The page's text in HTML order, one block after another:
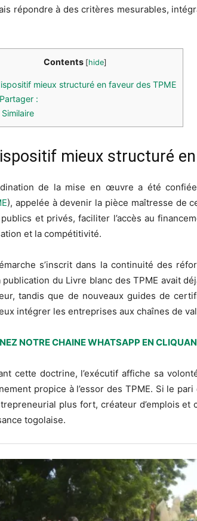
répondre à des critères mesurables,
Contents [hide]
mieux structuré en faveur des TPME
Partager :
Similaire
mieux structuré
de la mise en œuvre a été confiée
), appelée à devenir la pièce maîtresse de
et privés, faciliter l’accès au
et la compétitivité.
s’inscrit dans la continuité des
publication du Livre blanc des TPME avait
tandis que de nouveaux guides de
intégrer les entreprises aux chaînes de
NOTRE CHAINE WHATSAPP EN
cette doctrine, l’exécutif affiche sa
propice à l’essor des TPME. Si le
plus fort, créateur d’emplois
togolaise.